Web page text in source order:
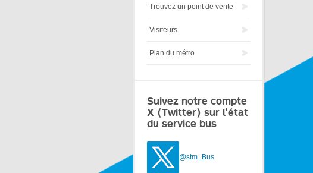
Trouvez un point de vente
Visiteurs
Plan du métro
Suivez notre compte
X (Twitter) sur l'état
du service bus
@stm_Bus